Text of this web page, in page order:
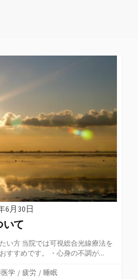
6月30日
いて
い方 当院では可視総合光線療法を
すすめです。 ・心身の不調が...
学 / 疲労 / 睡眠